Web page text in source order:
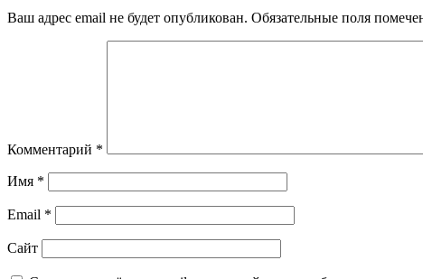
Ваш адрес email не будет опубликован. Обязательные поля
Комментарий *
Имя *
Email *
Сайт